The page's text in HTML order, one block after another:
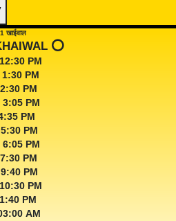
खाईवाल
⭕️
12:30 PM
1:30 PM
PM
3:05 PM
PM
PM
6:05 PM
7:30 PM
9:40 PM
PM
PM
AM